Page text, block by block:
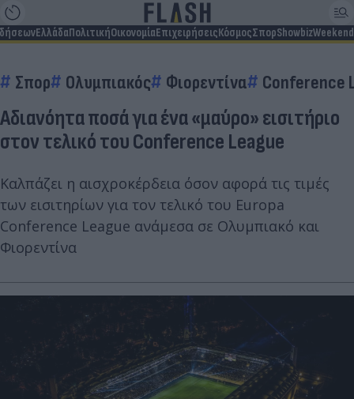
ΕλλάδαΠολιτικήΟικονομίαΕπιχειρήσειςΚόσμοςΣπορShowbizWeekend
Σπορ Ολυμπιακός Φιορεντίνα Conference
Αδιανόητα ποσά για ένα «μαύρο» εισιτήριο
στον τελικό του Conference League
Καλπάζει η αισχροκέρδεια όσον αφορά τις τιμές
των εισιτηρίων για τον τελικό του Europa
Conference League ανάμεσα σε Ολυμπιακό και
Φιορεντίνα